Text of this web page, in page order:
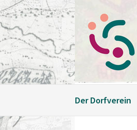
Weiter
zum
Inhalt
Der Dorfverein